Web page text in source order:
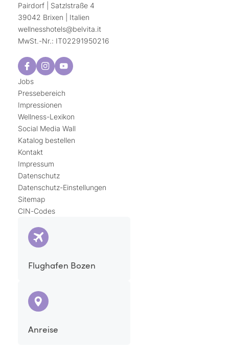
Pairdorf | Satzlstraße 4
39042 Brixen | Italien
wellnesshotels@belvita.it
MwSt.-Nr.: IT02291950216
Jobs
Pressebereich
Impressionen
Wellness-Lexikon
Social Media Wall
Katalog bestellen
Kontakt
Impressum
Datenschutz
Datenschutz-Einstellungen
Sitemap
CIN-Codes
Flughafen Bozen
Anreise